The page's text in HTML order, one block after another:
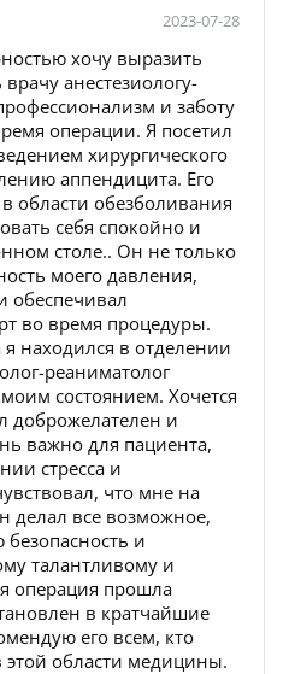
2023-07-28
хочу выразить
анестезиологу-
и заботу
операции. Я посетил
хирургического
аппендицита. Его
области обезболивания
себя спокойно и
столе.. Он не только
моего давления,
обеспечивал
во время процедуры.
находился в отделении
реаниматолог
состоянием. Хочется
доброжелателен и
важно для пациента,
стресса и
что мне на
делал все возможное,
и
талантливому и
операция прошла
в кратчайшие
его всем, кто
области медицины.